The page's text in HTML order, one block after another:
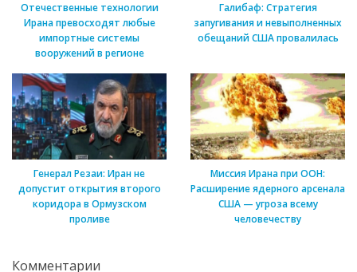
Отечественные технологии
Ирана превосходят любые
импортные системы
вооружений в регионе
Галибаф: Стратегия
запугивания и невыполненных
обещаний США провалилась
Генерал Резаи: Иран не
допустит открытия второго
коридора в Ормузском
проливе
Миссия Ирана при ООН:
Расширение ядерного арсенала
США — угроза всему
человечеству
Комментарии